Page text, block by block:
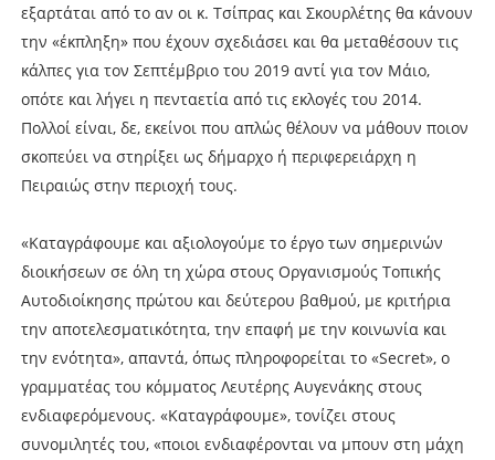
εξαρτάται από το αν οι κ. Τσίπρας και Σκουρλέτης θα κάνουν
την «έκπληξη» που έχουν σχεδιάσει και θα µεταθέσουν τις
κάλπες για τον Σεπτέµβριο του 2019 αντί για τον Μάιο,
οπότε και λήγει η πενταετία από τις εκλογές του 2014.
Πολλοί είναι, δε, εκείνοι που απλώς θέλουν να µάθουν ποιον
σκοπεύει να στηρίξει ως δήµαρχο ή περιφερειάρχη η
Πειραιώς στην περιοχή τους.
«Καταγράφουµε και αξιολογούµε το έργο των σηµερινών
διοικήσεων σε όλη τη χώρα στους Οργανισµούς Τοπικής
Αυτοδιοίκησης πρώτου και δεύτερου βαθµού, µε κριτήρια
την αποτελεσµατικότητα, την επαφή µε την κοινωνία και
την ενότητα», απαντά, όπως πληροφορείται το «Secret», o
γραµµατέας του κόµµατος Λευτέρης Αυγενάκης στους
ενδιαφερόµενους. «Καταγράφουµε», τονίζει στους
συνοµιλητές του, «ποιοι ενδιαφέρονται να µπουν στη µάχη